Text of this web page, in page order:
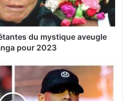
du mystique aveugle
pour 2023